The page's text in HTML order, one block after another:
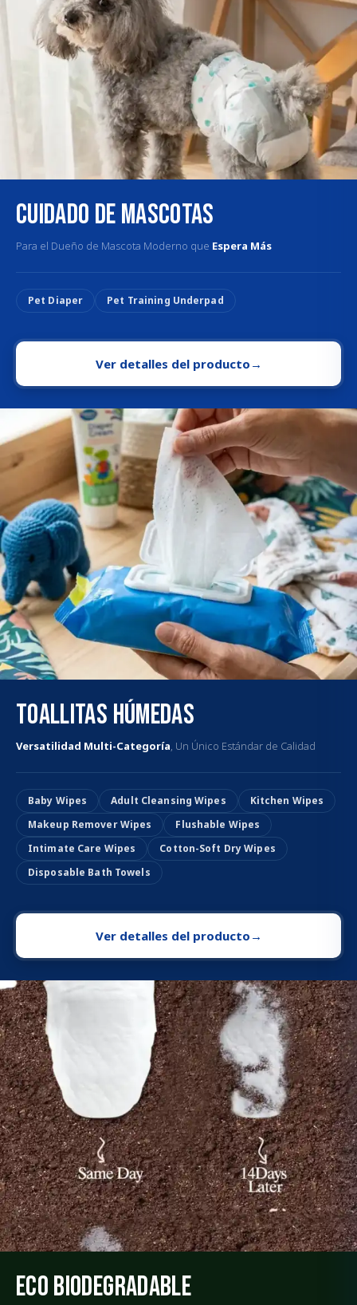
Cuidado de Mascotas
Para el Dueño de Mascota Moderno que Espera Más
Pet Diaper Pet Training Underpad
Ver detalles del producto →
Toallitas Húmedas
Versatilidad Multi-Categoría, Un Único Estándar de Calidad
Baby Wipes Adult Cleansing Wipes
Kitchen Wipes
Makeup Remover Wipes
Flushable Wipes
Intimate Care Wipes
Cotton-Soft Dry Wipes
Disposable Bath Towels
Ver detalles del producto →
Eco Biodegradable